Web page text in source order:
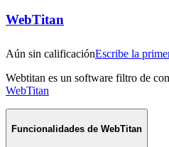
WebTitan
Aún sin calificaciónEscribe la
Webtitan es un software filtro de
WebTitan
Funcionalidades de WebTitan